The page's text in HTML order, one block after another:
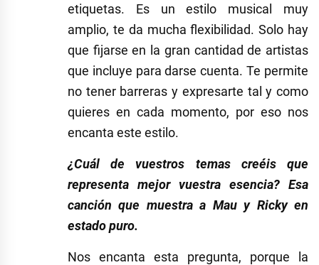
etiquetas. Es un estilo musical muy
amplio, te da mucha flexibilidad. Solo hay
que fijarse en la gran cantidad de artistas
que incluye para darse cuenta. Te permite
no tener barreras y expresarte tal y como
quieres en cada momento, por eso nos
encanta este estilo.
¿Cuál de vuestros temas creéis que
representa mejor vuestra esencia? Esa
canción que muestra a Mau y Ricky en
estado puro.
Nos encanta esta pregunta, porque la